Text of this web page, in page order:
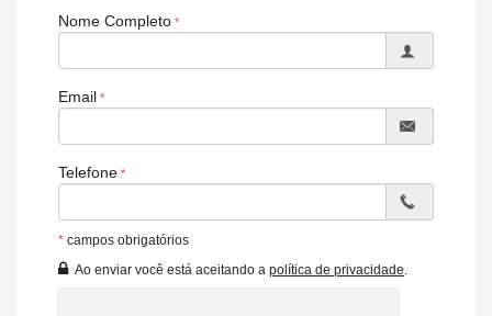
Nome Completo
Email
Telefone
* campos obrigatórios
Ao enviar você está aceitando a política de privacidade